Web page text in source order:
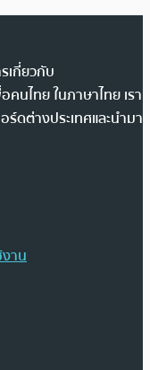
เกี่ยวกับ
คนไทย ในภาษาไทย เรา
ดต่างประเทศและนำมา
าน